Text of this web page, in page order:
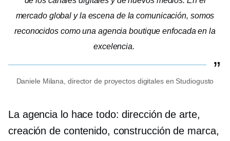
mercado global y la escena de la comunicación, somos
reconocidos como una agencia boutique enfocada en la
excelencia.
Daniele Milana, director de proyectos digitales en Studiogusto
La agencia lo hace todo: dirección de arte,
creación de contenido, construcción de marca,